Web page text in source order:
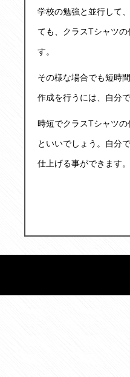
学校の勉強と並行して
ても、クラスTシャツ
す。
その様な場合でも短時
作成を行うには、自分
時短でクラスTシャツ
といいでしょう。自分
仕上げる事ができます。